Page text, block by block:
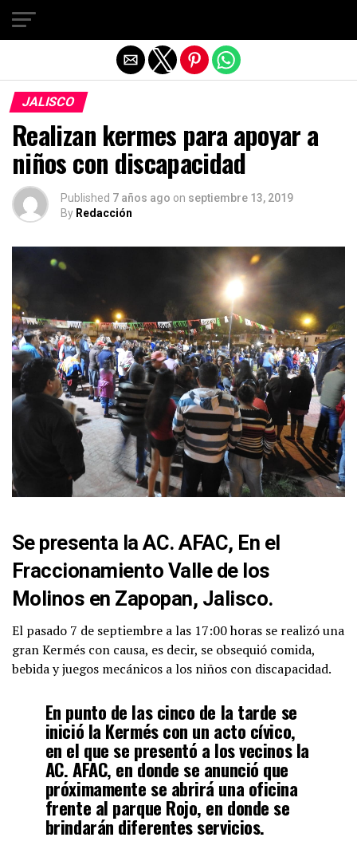
JALISCO
Realizan kermes para apoyar a
niños con discapacidad
Published 7 años ago on septiembre 13, 2019
By Redacción
Se presenta la AC. AFAC, En el
Fraccionamiento Valle de los
Molinos en Zapopan, Jalisco.
El pasado 7 de septiembre a las 17:00 horas se realizó una
gran Kermés con causa, es decir, se obsequió comida,
bebida y juegos mecánicos a los niños con discapacidad.
En punto de las cinco de la tarde se
inició la Kermés con un acto cívico,
en el que se presentó a los vecinos la
AC. AFAC, en donde se anunció que
próximamente se abrirá una oficina
frente al parque Rojo, en donde se
brindarán diferentes servicios.